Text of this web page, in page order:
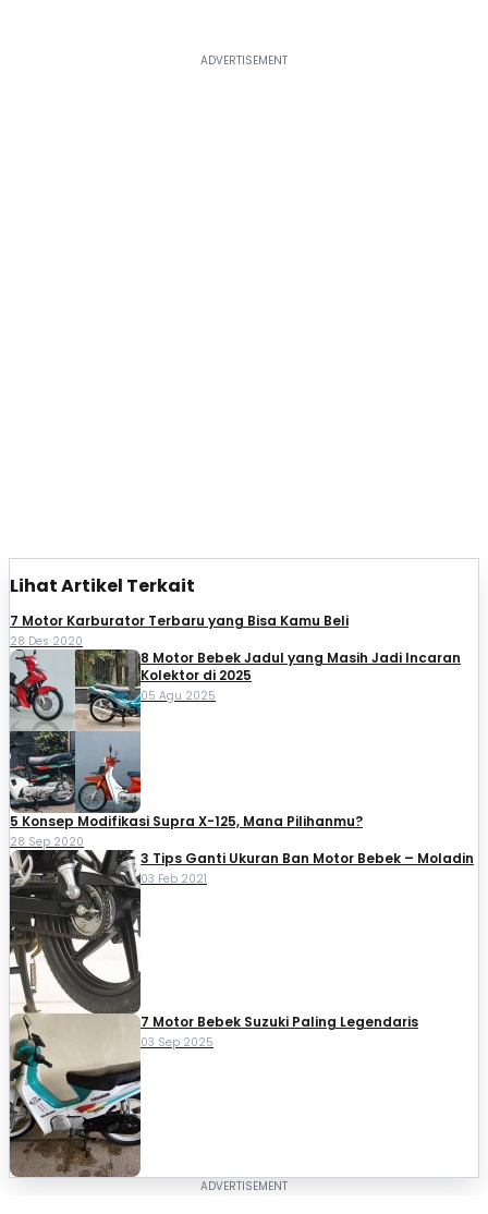
Lihat Artikel Terkait
7 Motor Karburator Terbaru yang Bisa Kamu Beli
28 Des 2020
8 Motor Bebek Jadul yang Masih Jadi Incaran
Kolektor di 2025
05 Agu 2025
5 Konsep Modifikasi Supra X-125, Mana Pilihanmu?
28 Sep 2020
3 Tips Ganti Ukuran Ban Motor Bebek – Moladin
03 Feb 2021
7 Motor Bebek Suzuki Paling Legendaris
03 Sep 2025